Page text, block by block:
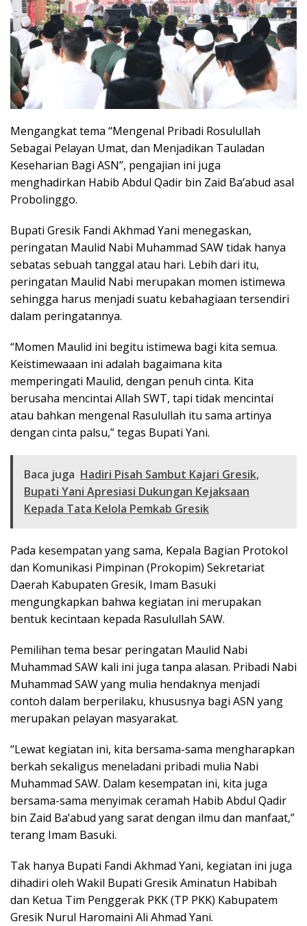
Mengangkat tema “Mengenal Pribadi Rosulullah
Sebagai Pelayan Umat, dan Menjadikan Tauladan
Keseharian Bagi ASN”, pengajian ini juga
menghadirkan Habib Abdul Qadir bin Zaid Ba’abud asal
Probolinggo.
Bupati Gresik Fandi Akhmad Yani menegaskan,
peringatan Maulid Nabi Muhammad SAW tidak hanya
sebatas sebuah tanggal atau hari. Lebih dari itu,
peringatan Maulid Nabi merupakan momen istimewa
sehingga harus menjadi suatu kebahagiaan tersendiri
dalam peringatannya.
“Momen Maulid ini begitu istimewa bagi kita semua.
Keistimewaaan ini adalah bagaimana kita
memperingati Maulid, dengan penuh cinta. Kita
berusaha mencintai Allah SWT, tapi tidak mencintai
atau bahkan mengenal Rasulullah itu sama artinya
dengan cinta palsu,” tegas Bupati Yani.
Baca juga Hadiri Pisah Sambut Kajari Gresik,
Bupati Yani Apresiasi Dukungan Kejaksaan
Kepada Tata Kelola Pemkab Gresik
Pada kesempatan yang sama, Kepala Bagian Protokol
dan Komunikasi Pimpinan (Prokopim) Sekretariat
Daerah Kabupaten Gresik, Imam Basuki
mengungkapkan bahwa kegiatan ini merupakan
bentuk kecintaan kepada Rasulullah SAW.
Pemilihan tema besar peringatan Maulid Nabi
Muhammad SAW kali ini juga tanpa alasan. Pribadi Nabi
Muhammad SAW yang mulia hendaknya menjadi
contoh dalam berperilaku, khususnya bagi ASN yang
merupakan pelayan masyarakat.
“Lewat kegiatan ini, kita bersama-sama mengharapkan
berkah sekaligus meneladani pribadi mulia Nabi
Muhammad SAW. Dalam kesempatan ini, kita juga
bersama-sama menyimak ceramah Habib Abdul Qadir
bin Zaid Ba’abud yang sarat dengan ilmu dan manfaat,”
terang Imam Basuki.
Tak hanya Bupati Fandi Akhmad Yani, kegiatan ini juga
dihadiri oleh Wakil Bupati Gresik Aminatun Habibah
dan Ketua Tim Penggerak PKK (TP PKK) Kabupatem
Gresik Nurul Haromaini Ali Ahmad Yani.